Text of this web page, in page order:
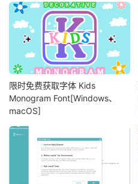
限时免费获取字体 Kids
Monogram Font[Windows、
macOS]